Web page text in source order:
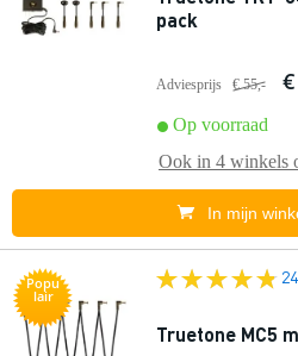
pack
Adviesprijs € 55,-
Op voorraad
Ook in 4 winkels
In mijn
Popu
lair
Truetone MC5